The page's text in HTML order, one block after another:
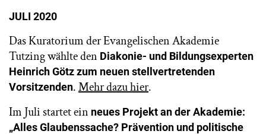
JULI 2020
Das Kuratorium der Evangelischen Akademie
Tutzing wählte den Diakonie- und Bildungsexperten
Heinrich Götz zum neuen stellvertretenden
Vorsitzenden.Mehr dazu hier.
Im Juli startet ein neues Projekt an der Akademie:
„Alles Glaubenssache? Prävention und politische